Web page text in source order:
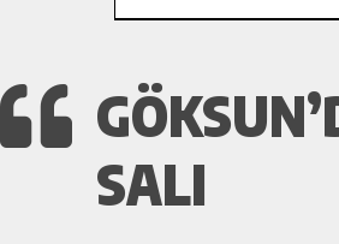
SALI